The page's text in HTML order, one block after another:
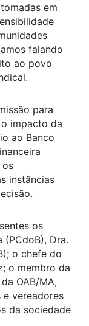
em
falando
ao povo
para
impacto da
ao Banco
os
instâncias
os
Dra.
o chefe do
o membro da
OAB/MA,
e vereadores
da sociedade